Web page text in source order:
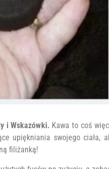
i Wskazówki. Kawa to coś
upiękniania swojego
filiżanką!